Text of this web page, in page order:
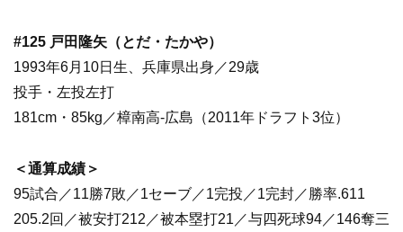
#125 戸田隆矢（とだ・たかや）
1993年6月10日生、兵庫県出身／29歳
投手・左投左打
181cm・85kg／樟南高-広島（2011年ドラフト3位）
＜通算成績＞
95試合／11勝7敗／1セーブ／1完投／1完封／勝率.611
205.2回／被安打212／被本塁打21／与四死球94／146奪三